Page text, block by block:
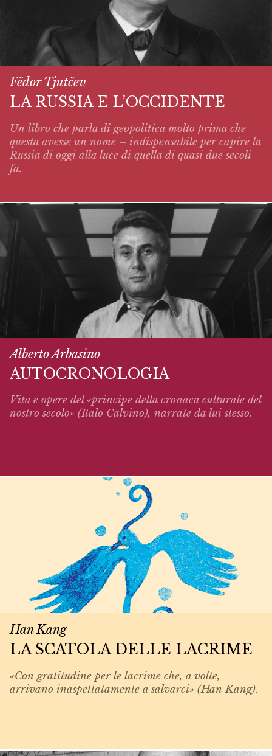
Fëdor Tjutčev
LA RUSSIA E L’OCCIDENTE
Un libro che parla di geopolitica molto prima che
questa avesse un nome – indispensabile per capire la
Russia di oggi alla luce di quella di quasi due secoli
fa.
Alberto Arbasino
AUTOCRONOLOGIA
Vita e opere del «principe della cronaca culturale del
nostro secolo» (Italo Calvino), narrate da lui stesso.
Han Kang
LA SCATOLA DELLE LACRIME
«Con gratitudine per le lacrime che, a volte,
arrivano inaspettatamente a salvarci» (Han Kang).